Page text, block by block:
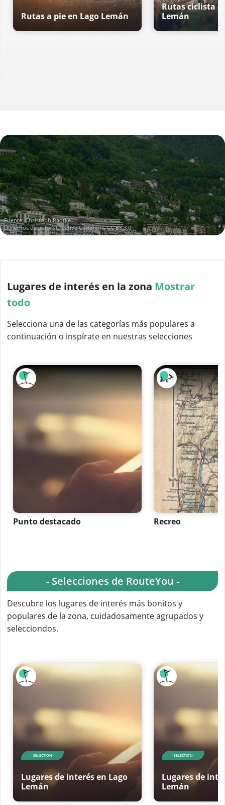
Rutas a pie en Lago Lemán
Rutas ciclista
Lemán
Fuente: Christoph Radtke
Derechos de autor:Creative Commons CC BY 3.0
Lugares de interés en la zona Mostrar
todo
Selecciona una de las categorías más populares a
continuación o inspírate en nuestras selecciones
Punto destacado Recreo
- Selecciones de RouteYou -
Descubre los lugares de interés más bonitos y
populares de la zona, cuidadosamente agrupados y
selecciondos.
- SELECTION -
Lugares de interés en Lago
Lemán
- SELECTION -
Lugares de
Lemán